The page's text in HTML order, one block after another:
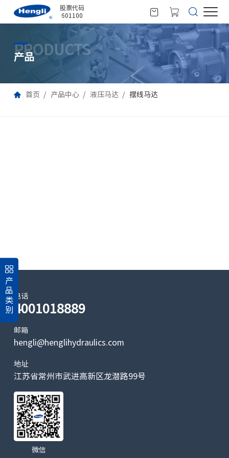
股票代码
601100
PRODUCTS
产品
首页 产品中心 液压马达 摆线马达
产
品
类
别
电话
4001018889
邮箱
hengli@henglihydraulics.com
地址
江苏省常州市武进高新区龙潜路99号
微信